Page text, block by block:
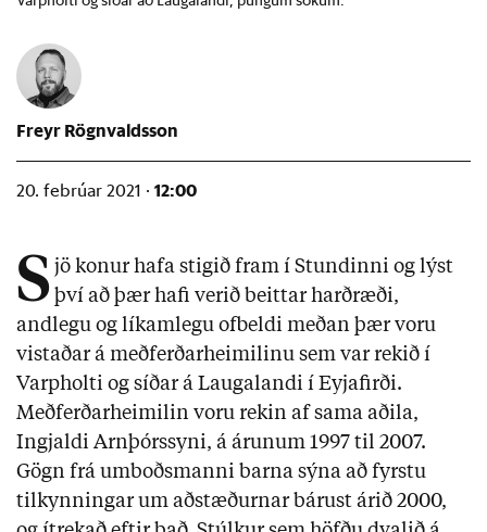
Freyr Rögnvaldsson
20. febrúar 2021 · 12:00
S jö konur hafa stigið fram í Stundinni og lýst
því að þær hafi verið beittar harðræði,
andlegu og líkamlegu ofbeldi meðan þær voru
vistaðar á meðferðarheimilinu sem var rekið í
Varpholti og síðar á Laugalandi í Eyjafirði.
Meðferðarheimilin voru rekin af sama aðila,
Ingjaldi Arnþórssyni, á árunum 1997 til 2007.
Gögn frá umboðsmanni barna sýna að fyrstu
tilkynningar um aðstæðurnar bárust árið 2000,